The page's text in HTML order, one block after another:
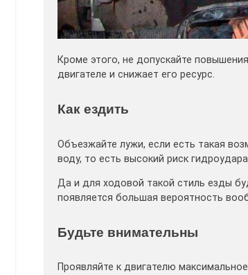
Кроме этого, не допускайте
двигателе и снижает его ресурс.
Как ездить
Объезжайте лужи, если есть такая
воду, то есть высокий риск
Да и для ходовой такой стиль езды
появляется большая вероятность
Будьте внимательны
Проявляйте к двигателю